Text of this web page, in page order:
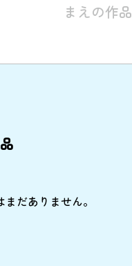
まえの作品
だありません。